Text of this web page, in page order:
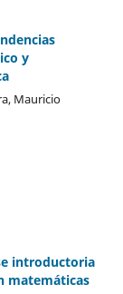
y
Mauricio
introductoria
matemáticas